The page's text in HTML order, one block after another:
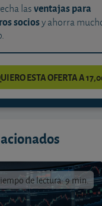
lasventajas para
sociosy ahorra
ESTA OFERTA A
de lectura: 9 min.